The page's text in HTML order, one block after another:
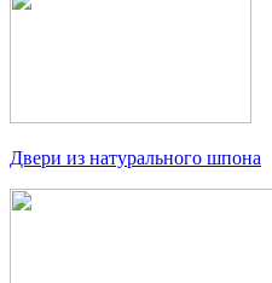
Двери из натурального шпона